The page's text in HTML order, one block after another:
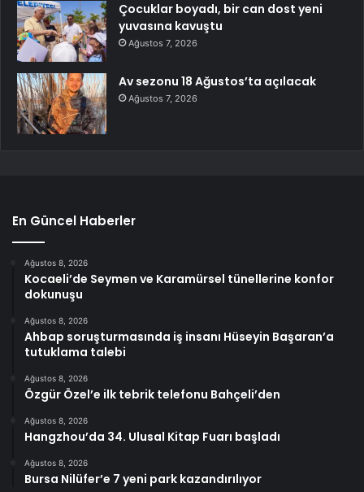
Çocuklar boyadı, bir can dost yeni
yuvasına kavuştu
Ağustos 7, 2026
Av sezonu 18 Ağustos’ta açılacak
Ağustos 7, 2026
En Güncel Haberler
Ağustos 8, 2026
Kocaeli’de Seymen ve Karamürsel tünellerine konfor
dokunuşu
Ağustos 8, 2026
Ahbap soruşturmasında iş insanı Hüseyin Başaran’a
tutuklama talebi
Ağustos 8, 2026
Özgür Özel’e ilk tebrik telefonu Bahçeli’den
Ağustos 8, 2026
Hangzhou’da 34. Ulusal Kitap Fuarı başladı
Ağustos 8, 2026
Bursa Nilüfer’e 7 yeni park kazandırılıyor